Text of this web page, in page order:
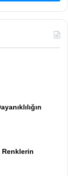
Renklerin